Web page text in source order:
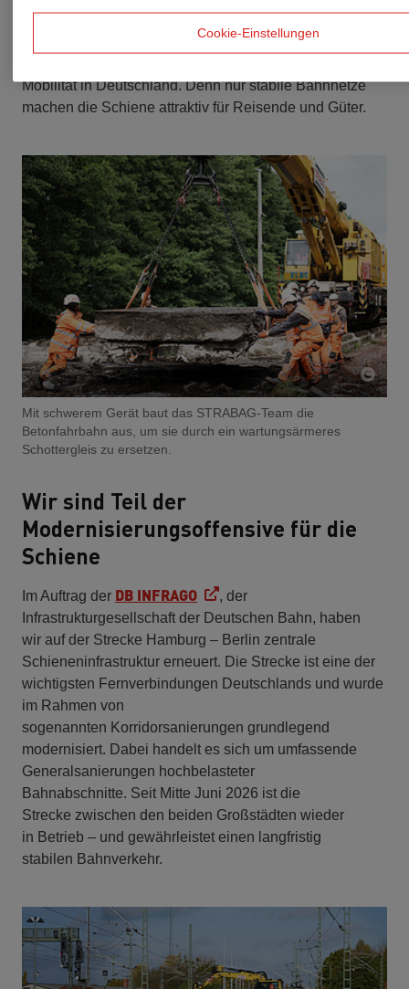
Rolle für nachhaltige Mobilität. Wir bei STRABAG
Mobilität in Deutschland. Denn nur stabile Bahnnetze
machen die Schiene attraktiv für Reisende und Güter.
Mit schwerem Gerät baut das STRABAG-Team die
Betonfahrbahn aus, um sie durch ein wartungsärmeres
Schottergleis zu ersetzen.
Wir sind Teil der
Modernisierungsoffensive für die
Schiene
Im Auftrag der DB INFRAGO
, der
Infrastrukturgesellschaft der Deutschen Bahn, haben
wir auf der Strecke Hamburg – Berlin zentrale
Schieneninfrastruktur erneuert. Die Strecke ist eine der
wichtigsten Fernverbindungen Deutschlands und wurde
im Rahmen von
sogenannten Korridorsanierungen grundlegend
modernisiert. Dabei handelt es sich um umfassende
Generalsanierungen hochbelasteter
Bahnabschnitte. Seit Mitte Juni 2026 ist die
Strecke zwischen den beiden Großstädten wieder
in Betrieb – und gewährleistet einen langfristig
stabilen Bahnverkehr.
Cookie-Einstellungen